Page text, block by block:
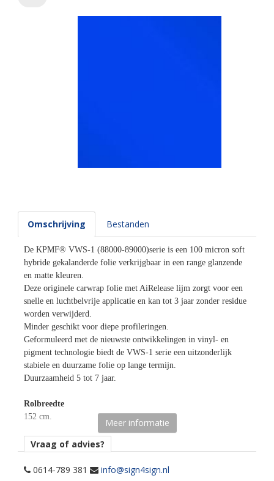
Omschrijving Bestanden
De KPMF® VWS-1 (88000-89000)serie is een 100 micron soft
hybride gekalanderde folie verkrijgbaar in een range glanzende
en matte kleuren.
Deze originele carwrap folie met AiRelease lijm zorgt voor een
snelle en luchtbelvrije applicatie en kan tot 3 jaar zonder residue
worden verwijderd.
Minder geschikt voor diepe profileringen.
Geformuleerd met de nieuwste ontwikkelingen in vinyl- en
pigment technologie biedt de VWS-1 serie een uitzonderlijk
stabiele en duurzame folie op lange termijn.
Duurzaamheid 5 tot 7 jaar.
Rolbreedte
152 cm.
Afname
per losse strekkende meter.
Meer informatie
Vraag of advies?
0614-789 381 info@sign4sign.nl